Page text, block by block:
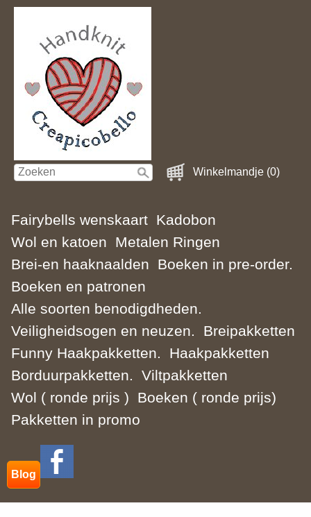
Winkelmandje (0)
Fairybells wenskaart Kadobon
Wol en katoen
Metalen Ringen
Brei-en haaknaalden
Boeken in pre-order.
Boeken en patronen
Alle soorten benodigdheden.
Veiligheidsogen en neuzen.
Breipakketten
Funny Haakpakketten.
Haakpakketten
Borduurpakketten.
Viltpakketten
Wol ( ronde prijs )
Boeken ( ronde prijs)
Pakketten in promo
Blog